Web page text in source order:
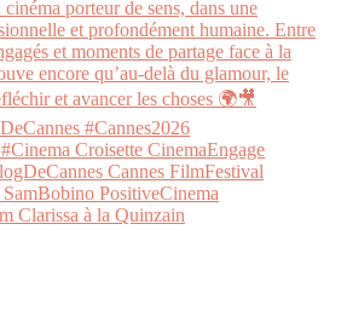
Clarissa à la Quinzain